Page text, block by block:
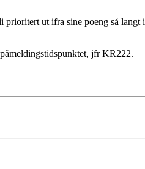
prioritert ut ifra sine poeng så langt i
jfr KR222.